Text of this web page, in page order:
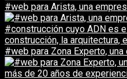
#web para Arista, una
#web para Zona Experto,